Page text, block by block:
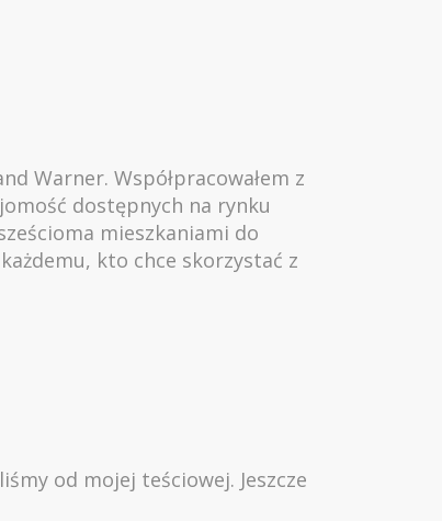
Warner. Współpracowałem z
dostępnych na rynku
mieszkaniami do
kto chce skorzystać z
od mojej teściowej. Jeszcze